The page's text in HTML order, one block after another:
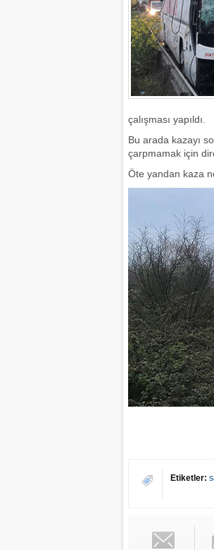
çalışması yapıldı.
Bu arada kazayı
çarpmamak için
Öte yandan kaza
Etiketler: